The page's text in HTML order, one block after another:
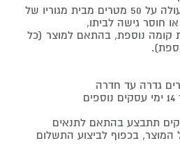
באם קיים מרחק הליכה העולה על 50 מטרים מבית מגוריו של
חוסר גישה לביתו,
קומה נוספת, בהתאם למוצר (כל
גדרה עד חדרה
תתבצע בהתאם לתנאים
בכפוף לביצוע התשלום